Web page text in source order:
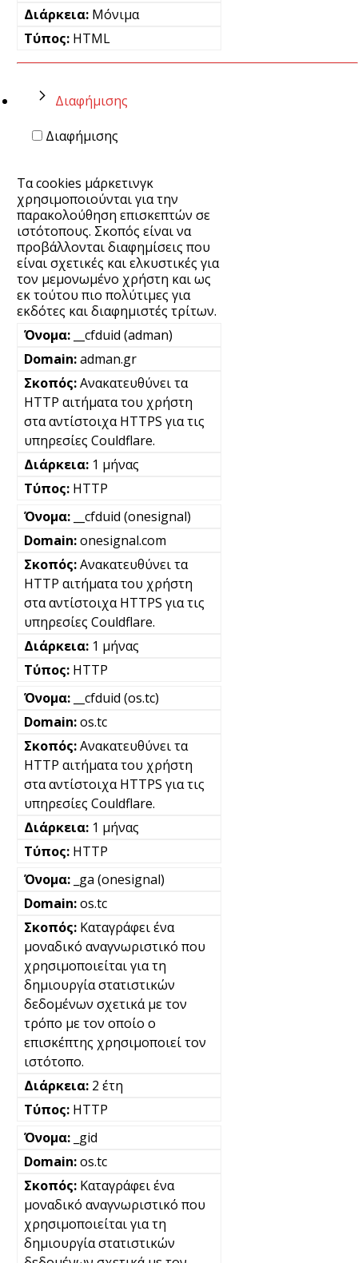
Μόνιμα
HTML
Διαφήμισης
Διαφήμισης
Τα cookies μάρκετινγκ
χρησιμοποιούνται για την
παρακολούθηση επισκεπτών σε
ιστότοπους. Σκοπός είναι να
προβάλλονται διαφημίσεις που
είναι σχετικές και ελκυστικές για
τον μεμονωμένο χρήστη και ως
εκ τούτου πιο πολύτιμες για
εκδότες και διαφημιστές τρίτων.
__cfduid (adman)
adman.gr
Ανακατευθύνει τα
HTTP αιτήματα του χρήστη
στα αντίστοιχα HTTPS για τις
υπηρεσίες Couldflare.
1 μήνας
HTTP
__cfduid (onesignal)
onesignal.com
Ανακατευθύνει τα
HTTP αιτήματα του χρήστη
στα αντίστοιχα HTTPS για τις
υπηρεσίες Couldflare.
1 μήνας
HTTP
__cfduid (os.tc)
os.tc
Ανακατευθύνει τα
HTTP αιτήματα του χρήστη
στα αντίστοιχα HTTPS για τις
υπηρεσίες Couldflare.
1 μήνας
HTTP
_ga (onesignal)
os.tc
Καταγράφει ένα
μοναδικό αναγνωριστικό που
χρησιμοποιείται για τη
δημιουργία στατιστικών
δεδομένων σχετικά με τον
τρόπο με τον οποίο ο
επισκέπτης χρησιμοποιεί τον
ιστότοπο.
2 έτη
HTTP
_gid
os.tc
Καταγράφει ένα
μοναδικό αναγνωριστικό που
χρησιμοποιείται για τη
δημιουργία στατιστικών